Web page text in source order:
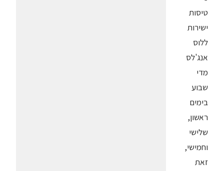
טיסות
ישירות
ללוס
אנג'לס
מדי
שבוע
בימים
ראשון,
שלישי
וחמישי,
זאת